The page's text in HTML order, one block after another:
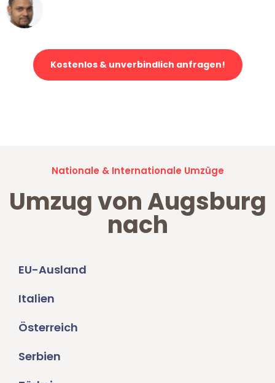
Kostenlos & unverbindlich anfragen!
Nationale & Internationale Umzüge
Umzug von Augsburg
nach
EU-Ausland
Italien
Österreich
Serbien